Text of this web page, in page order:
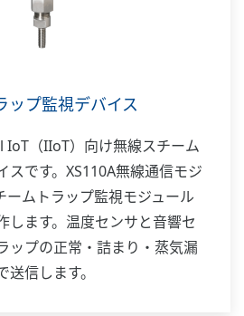
ップ監視デバイス
（IIoT）向け無線スチーム
スです。XS110A無線通信モジ
ームトラップ監視モジュール
します。温度センサと音響セ
ップの正常・詰まり・蒸気漏
信します。